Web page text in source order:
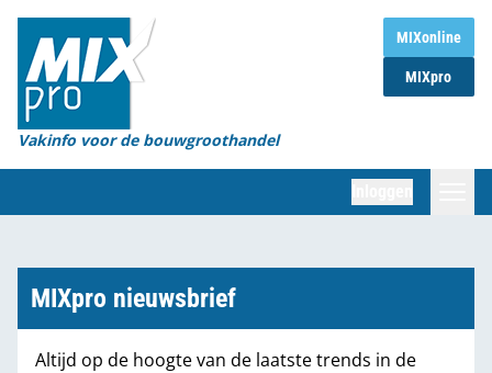
MIXonline
MIXpro
Vakinfo voor de bouwgroothandel
Home
Magazines
Organisaties
Marktcijfers
MIXpro nieuwsbrief
Altijd op de hoogte van de laatste trends in de